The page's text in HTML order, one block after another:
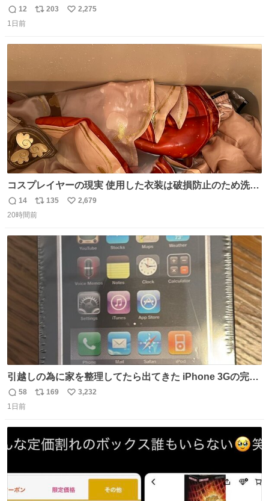
売れますのでご検討下さい
返
信
12
リ
203
い
2,275
1日前
コスプレイヤーの現実 使用した衣装は破損防止のため洗濯
機に入れられないので、大体こんな感じで浸け置きした後
に手洗い…
返
信
14
リ
ポ
ト
数
135
い
2,679
20時間前
引越しの為に家を整理してたら出てきた iPhone 3Gの完全
未開封品 かなり前に楽天だかで買った多分未使用のデモ機
で-が出るのだと思うんだよね ヤフオクで売れてない190万
返
信
58
リ
ト
数
169
い
数
3,232
1日前